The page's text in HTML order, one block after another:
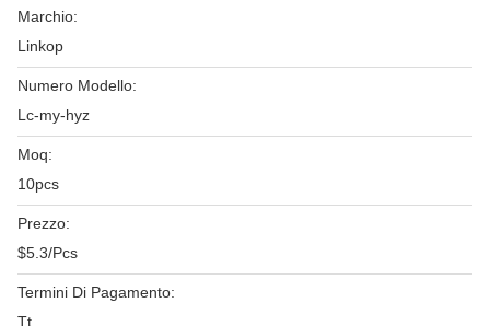
Marchio:
Linkop
Numero Modello:
Lc-my-hyz
Moq:
10pcs
Prezzo:
$5.3/Pcs
Termini Di Pagamento:
Tt